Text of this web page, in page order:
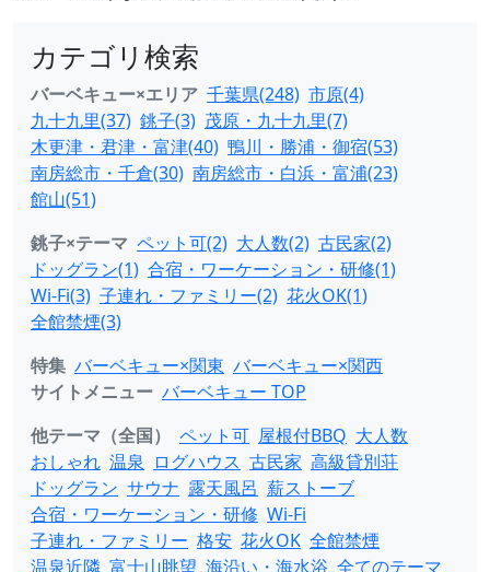
カテゴリ検索
バーベキュー×エリア 千葉県(248) 市原(4)
九十九里(37) 銚子(3) 茂原・九十九里(7)
木更津・君津・富津(40) 鴨川・勝浦・御宿(53)
南房総市・千倉(30) 南房総市・白浜・富浦(23)
館山(51)
銚子×テーマ ペット可(2) 大人数(2) 古民家(2)
ドッグラン(1) 合宿・ワーケーション・研修(1)
Wi-Fi(3) 子連れ・ファミリー(2) 花火OK(1)
全館禁煙(3)
特集 バーベキュー×関東 バーベキュー×関西
サイトメニュー バーベキュー TOP
他テーマ（全国）
ペット可 屋根付BBQ 大人数
おしゃれ 温泉 ログハウス 古民家 高級貸別荘
ドッグラン サウナ 露天風呂 薪ストーブ
合宿・ワーケーション・研修 Wi-Fi
子連れ・ファミリー 格安 花火OK 全館禁煙
温泉近隣 富士山眺望 海沿い・海水浴 全てのテーマ